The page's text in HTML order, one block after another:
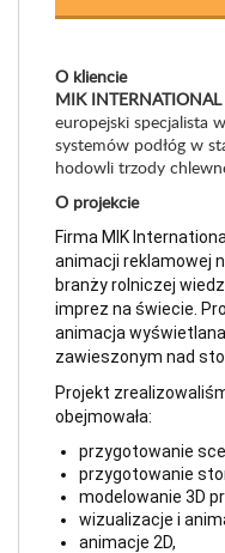
O kliencie
MIK INTERNATIONAL
europejski specjalista
systemów podłóg w
hodowli trzody
O projekcie
animacji reklamowej
branży rolniczej
imprez na świecie.
animacja wyświetlana
zawieszonym nad
Projekt
obejmowała:
przygotowanie
przygotowanie
modelowanie 3D
wizualizacje i
animacje 2D,